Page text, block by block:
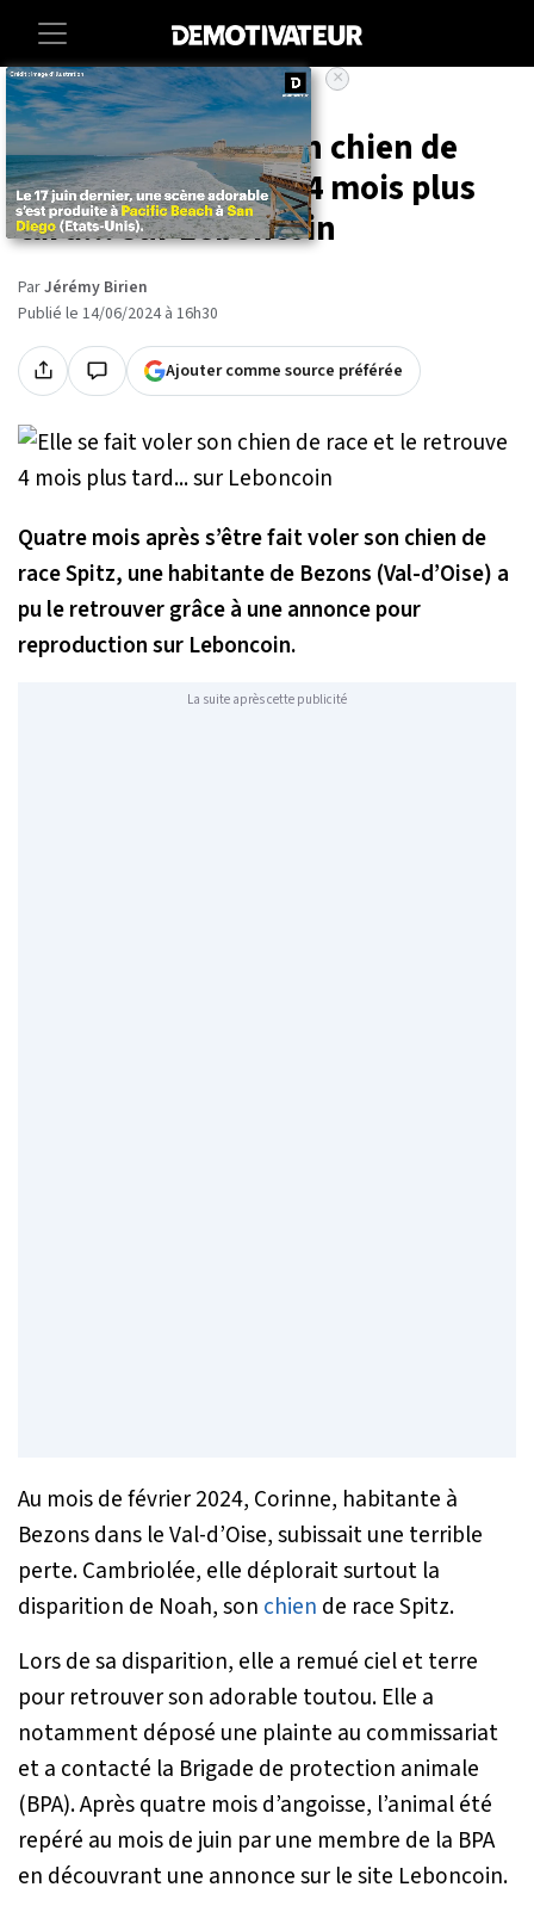
Accueil Societe Animaux
Elle se fait voler son chien de
race et le retrouve 4 mois plus
tard... sur Leboncoin
ParJérémy Birien
Publié le 14/06/2024 à 16h30
Ajouter comme source préférée
Quatre mois après s’être fait voler son chien de
race Spitz, une habitante de Bezons (Val-d’Oise) a
pu le retrouver grâce à une annonce pour
reproduction sur Leboncoin.
La suite après cette publicité
Au mois de février 2024, Corinne, habitante à
Bezons dans le Val-d’Oise, subissait une terrible
perte. Cambriolée, elle déplorait surtout la
disparition de Noah, son chien de race Spitz.
Lors de sa disparition, elle a remué ciel et terre
pour retrouver son adorable toutou. Elle a
notamment déposé une plainte au commissariat
et a contacté la Brigade de protection animale
(BPA). Après quatre mois d’angoisse, l’animal été
repéré au mois de juin par une membre de la BPA
en découvrant une annonce sur le site Leboncoin.
×